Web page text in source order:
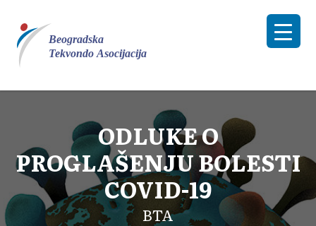
ODLUKE O
PROGLAŠENJU BOLESTI
COVID-19
BTA